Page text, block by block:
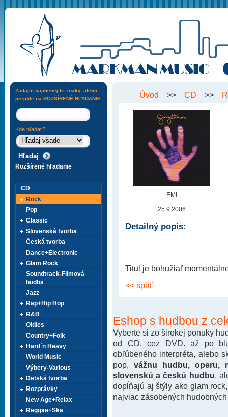
Úvod >> CD >>
EMI
25.9.2006
Detailný popis:
Titul je bohužiaľ
<< späť
Eshop s hudbou z
Vyberte si zo širokej ponuky
od CD, cez DVD. až po
obľúbeného interpréta, alebo
pop, vážnu hudbu, operu,
slovenskú a českú hudbu ,
dopĺňajú aj štýly ako glam
najviac zásobených
Zadajte najmenej tri znaky, alebo
prejdite na ROZŠÍRENÉ HĽADANIE
Kde hľadať?
Rozšírené hľadanie
CD
Rock
Pop
Classic
Slovenská tvorba
Česká tvorba
Dance+Electronic
Glam Rock
Soundtrack-Filmová
hudba
Jazz
Rap+Hip Hop
R&B
Oldies
Country+Folk
Hard´n Heavy
World Music
Výbery-Various
Detská tvorba
Rozprávky
New Age+Relax
Reggae+Ska